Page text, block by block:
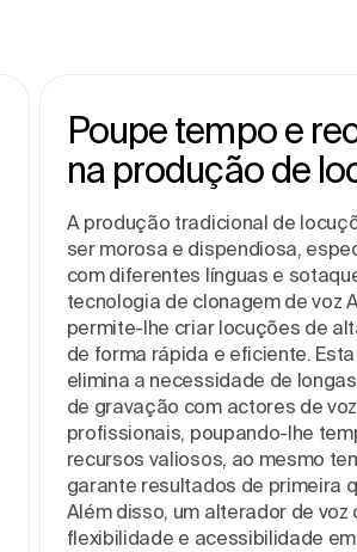
Poupe tempo e
na produção de
A produção tradicional de
ser morosa e dispendiosa,
com diferentes línguas e
tecnologia de clonagem de voz
permite-lhe criar locuções de
de forma rápida e eficiente.
elimina a necessidade de
de gravação com actores de voz
profissionais, poupando-lhe
recursos valiosos, ao mesmo
garante resultados de primeira
Além disso, um alterador de voz
flexibilidade e acessibilidade em